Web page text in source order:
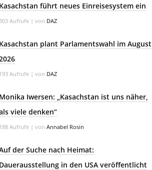
führt neues Einreisesystem ein
Aufrufe | von DAZ
plant Parlamentswahl im August
Aufrufe | von DAZ
Iwersen: „Kasachstan ist uns näher,
viele denken“
Aufrufe | von Annabel Rosin
der Suche nach Heimat:
in den USA veröffentlicht